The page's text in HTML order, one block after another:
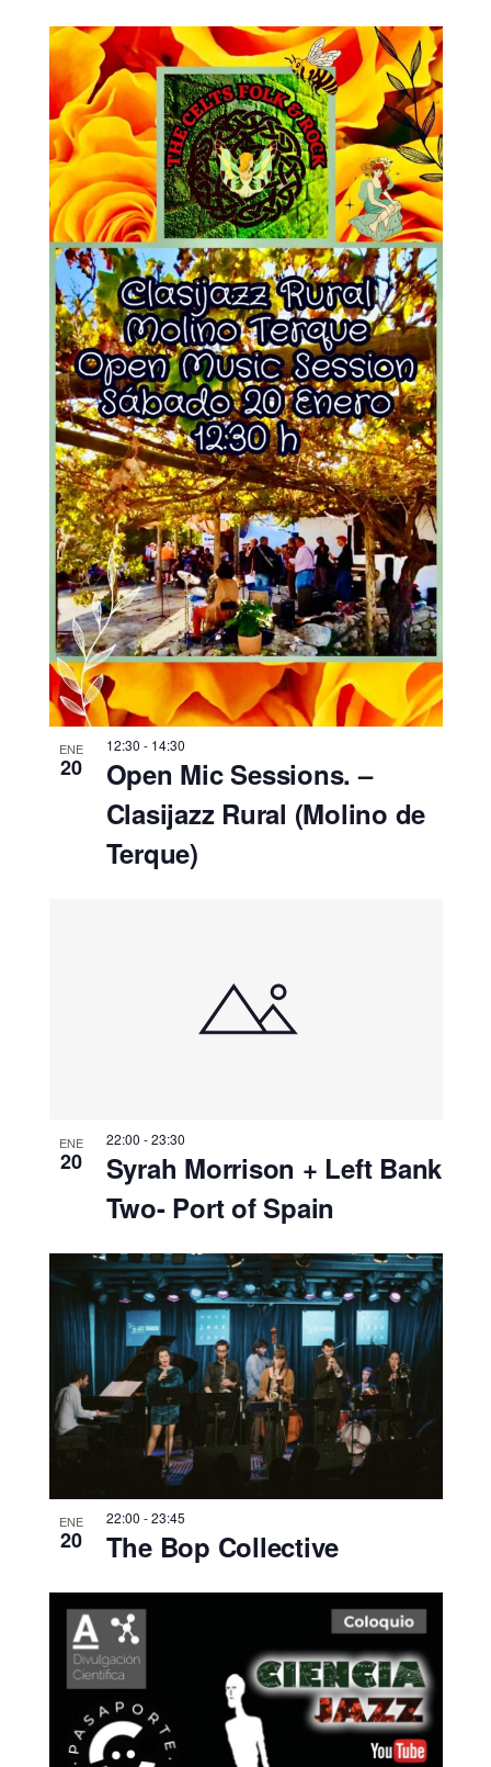
ENE
20
12:30 - 14:30
Open Mic Sessions. –
Clasijazz Rural (Molino de
Terque)
ENE
20
22:00 -23:30
Syrah Morrison + Left Bank
Two- Port of Spain
ENE
20
22:00 -23:45
The Bop Collective